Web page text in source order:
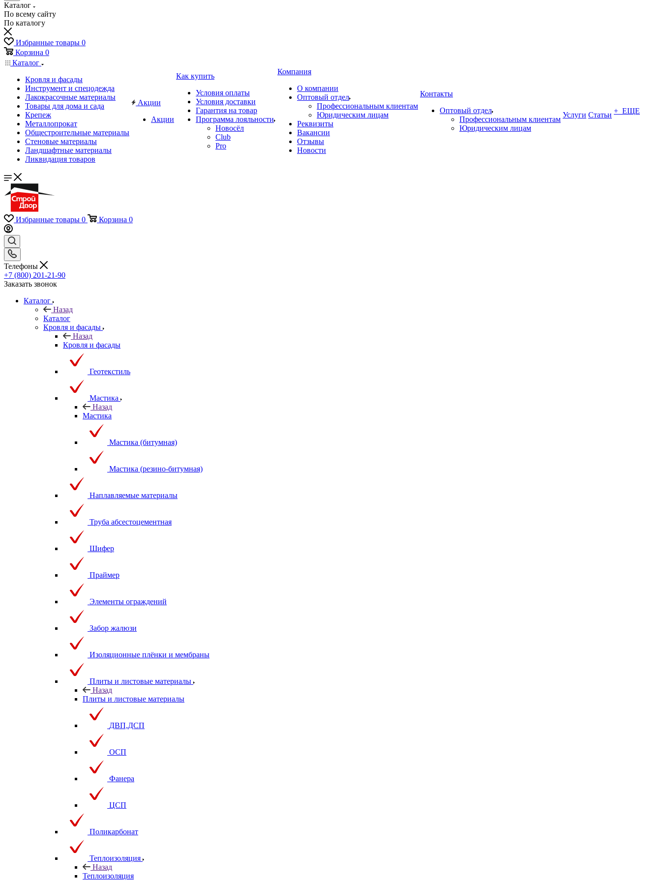
Каталог
По всему сайту
По каталогу
Избранные товары 0
Корзина 0
Каталог
Кровля и фасады
Инструмент и спецодежда
Лакокрасочные материалы
Товары для дома и сада
Крепеж
Металлопрокат
Общестроительные материалы
Стеновые материалы
Ландшафтные материалы
Ликвидация товаров
Акции
Акции
Как купить
Условия оплаты
Условия доставки
Гарантия на товар
Программа лояльности
Новосёл
Club
Pro
Компания
О компании
Оптовый отдел
Профессиональным клиентам
Юридическим лицам
Реквизиты
Вакансии
Отзывы
Новости
Контакты
Оптовый отдел
Профессиональным клиентам
Юридическим лицам
Услуги Статьи + ЕЩЕ
Избранные товары 0 Корзина 0
Телефоны
+7 (800) 201-21-90
Заказать звонок
Каталог
Назад
Каталог
Кровля и фасады
Назад
Кровля и фасады
Геотекстиль
Мастика
Назад
Мастика
Мастика (битумная)
Мастика (резино-битумная)
Наплавляемые материалы
Труба абсестоцементная
Шифер
Праймер
Элементы ограждений
Забор жалюзи
Изоляционные плёнки и мембраны
Плиты и листовые материалы
Назад
Плиты и листовые материалы
ДВП,ДСП
ОСП
Фанера
ЦСП
Поликарбонат
Теплоизоляция
Назад
Теплоизоляция